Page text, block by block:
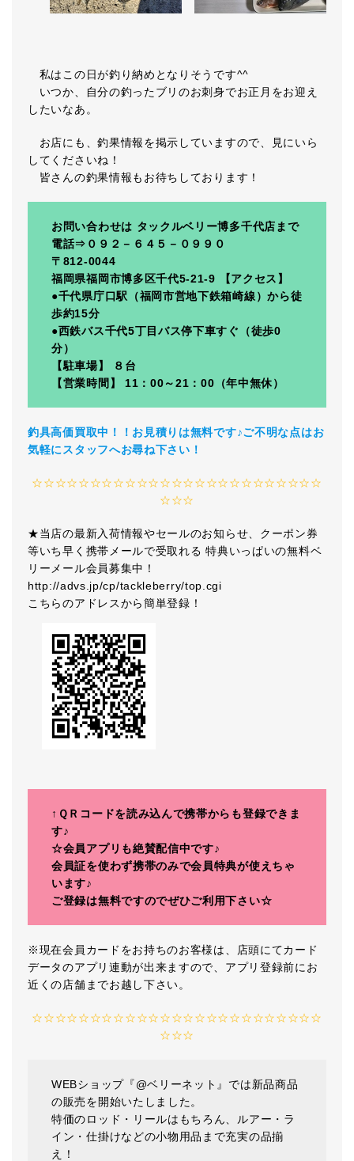
私はこの日が釣り納めとなりそうです^^
いつか、自分の釣ったブリのお刺身でお正月をお迎え
したいなあ。
お店にも、釣果情報を掲示していますので、見にいら
してくださいね！
皆さんの釣果情報もお待ちしております！
お問い合わせは タックルベリー博多千代店まで
電話⇒０９２－６４５－０９９０
〒812-0044
福岡県福岡市博多区千代5-21-9 【アクセス】
●千代県庁口駅（福岡市営地下鉄箱崎線）から徒
歩約15分
●西鉄バス千代5丁目バス停下車すぐ（徒歩0
分）
【駐車場】 ８台
【営業時間】 11：00～21：00（年中無休）
釣具高価買取中！！お見積りは無料です♪ご不明な点はお
気軽にスタッフへお尋ね下さい！
☆☆☆☆☆☆☆☆☆☆☆☆☆☆☆☆☆☆☆☆☆☆☆☆☆
☆☆☆
★当店の最新入荷情報やセールのお知らせ、クーポン券
等いち早く携帯メールで受取れる 特典いっぱいの無料ベ
リーメール会員募集中！
http://advs.jp/cp/tackleberry/top.cgi
こちらのアドレスから簡単登録！
↑ＱＲコードを読み込んで携帯からも登録できま
す♪
☆会員アプリも絶賛配信中です♪
会員証を使わず携帯のみで会員特典が使えちゃ
います♪
ご登録は無料ですのでぜひご利用下さい☆
※現在会員カードをお持ちのお客様は、店頭にてカード
データのアプリ連動が出来ますので、アプリ登録前にお
近くの店舗までお越し下さい。
☆☆☆☆☆☆☆☆☆☆☆☆☆☆☆☆☆☆☆☆☆☆☆☆☆
☆☆☆
WEBショップ『@ベリーネット』では新品商品
の販売を開始いたしました。
特価のロッド・リールはもちろん、ルアー・ラ
イン・仕掛けなどの小物用品まで充実の品揃
え！